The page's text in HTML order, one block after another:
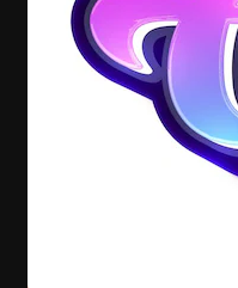
La
migliori lavori.
creativi,
Italiano